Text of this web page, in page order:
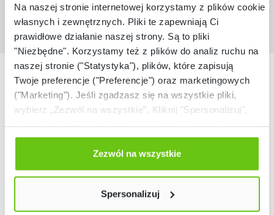
Na naszej stronie internetowej korzystamy z plików cookie:
własnych i zewnętrznych. Pliki te zapewniają Ci
prawidłowe działanie naszej strony. Są to pliki
"Niezbędne". Korzystamy też z plików do analiz ruchu na
naszej stronie ("Statystyka"), plików, które zapisują
Twoje preferencje ("Preferencje") oraz marketingowych
("Marketing"). Jeśli zgadzasz się na wszystkie pliki,
wybierz „Zezwól na wszystkie”. Kliknij "Spersonalizuj",
Odmów zgody poprzez przycisk „Odmowa”. Wtedy
użyjemy tylko plików niezbędnych dla naszej strony.
Twój wybór możesz zmienić przez kliknięcie przycisku w
Polityce prywatności
Zezwól na wszystkie
Spersonalizuj
Nasze marki